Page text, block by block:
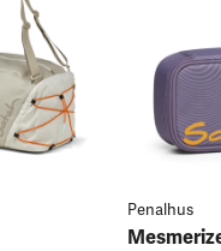
Penalhus